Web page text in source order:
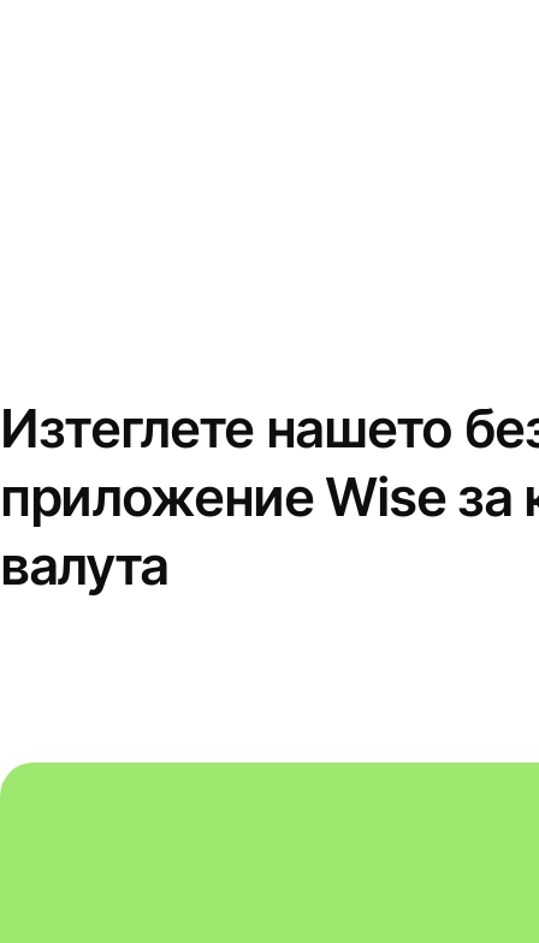
Изтеглете нашето
приложение Wise за
валута